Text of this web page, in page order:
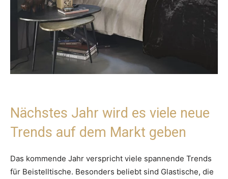
Nächstes Jahr wird es viele neue
Trends auf dem Markt geben
Das kommende Jahr verspricht viele spannende Trends
für Beistelltische. Besonders beliebt sind Glastische, die